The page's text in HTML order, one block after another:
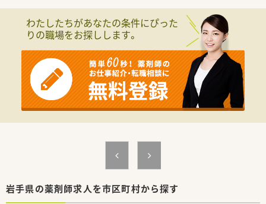
■近隣にある地域基幹の総合病院から複数科目を応需しており、
1日の平均処方箋枚数は約80枚と深く学べる環境です。
■薬剤師5名と医療事務4名の手厚い人員体制を整備しているた
め、一人ひとりが落ち着いて日々の業務に取り組めます。
【法人特徴について】
■医療や介護など5つの事業を柱とした健康の総合商社として、
地域に住む人々の健康を包括的に支援している大手法人です。
■20年以上前から在宅医療の先駆けとして取り組み、豊富な対
応実績と独自のノウハウをしっかりと築き上げてきました。
■5年先を歩く薬局を目指し、ドライブスルー薬局の導入など、
■豊富なノウハウがある環境で在宅医療に深く携わり、地域医療
の第一線で貢献したい方に最適な求人案件です。
わたしたちがあなたの条件にぴった
りの職場をお探しします。
岩手県の薬剤師求人を市区町村から探す